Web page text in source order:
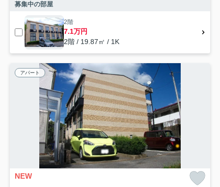
募集中の部屋
2階
7.1万円
2階 / 19.87㎡ / 1K
アパート
NEW